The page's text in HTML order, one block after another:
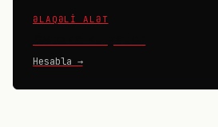
ƏLAQƏLI ALƏT
Hesabla →